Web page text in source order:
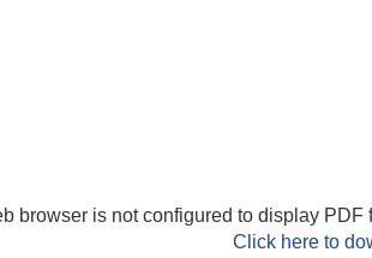
browser is not configured to display PDF
Click here to